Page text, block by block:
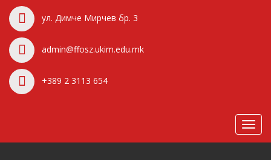
ул. Димче Мирчев бр. 3
admin@ffosz.ukim.edu.mk
+389 2 3113 654